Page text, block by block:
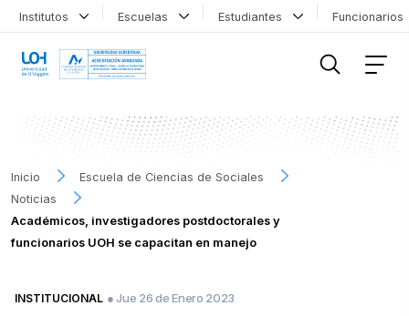
Institutos Escuelas Estudiantes
Inicio
Escuela de Ciencias de Sociales
Noticias
Académicos, investigadores postdoctorales y
funcionarios UOH se capacitan en manejo
INSTITUCIONAL ● Jue 26 de Enero 2023